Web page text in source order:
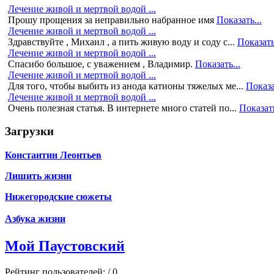
Лечение живой и мертвой водой ...
Прошу прощения за неправильно набранное имя Показать...
Лечение живой и мертвой водой ...
Здравствуйте , Михаил , а пить живую воду и соду с...
Лечение живой и мертвой водой ...
Спасибо большое, с уважением , Владимир. Показать...
Лечение живой и мертвой водой ...
Для того, чтобы выбить из анода катионы тяжелых ме...
Лечение живой и мертвой водой ...
Очень полезная статья. В интернете много статей по...
Загрузки
Константин Леонтьев
Лишить жизни
Нижегородские сюжеты
Азбука жизни
Мой Паустовский
Рейтинг пользователей: / 0